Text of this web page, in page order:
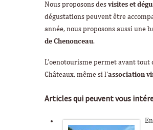
Nous proposons des visites et
dégustations peuvent être
année, nous proposons aussi une
de Chenonceau.
L’oenotourisme permet avant
Châteaux, même si l’association
Articles qui peuvent vous